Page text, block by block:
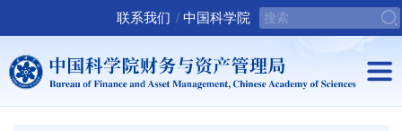
联系我们 /中国科学院